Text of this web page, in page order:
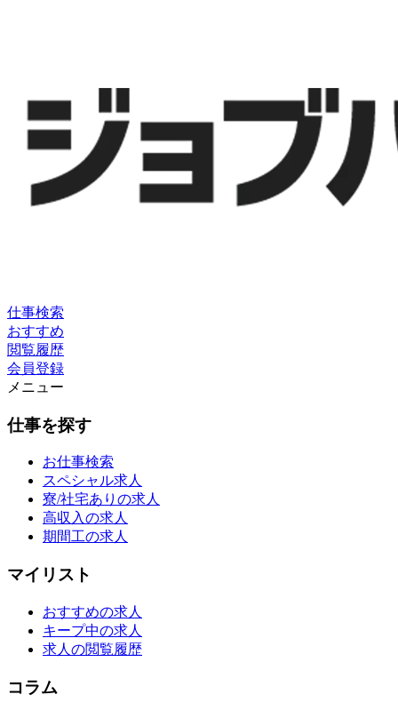
仕事検索
おすすめ
閲覧履歴
会員登録
メニュー
仕事を探す
お仕事検索
スペシャル求人
寮/社宅ありの求人
高収入の求人
期間工の求人
マイリスト
おすすめの求人
キープ中の求人
求人の閲覧履歴
コラム